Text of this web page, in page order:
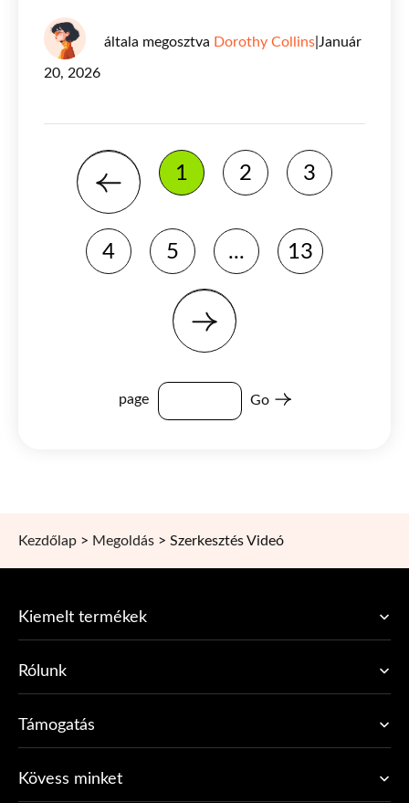
általa megosztva Dorothy Collins Január
20, 2026
1 2 3
4 5 ... 13
page Go
Kezdőlap > Megoldás > Szerkesztés Videó
Kiemelt termékek
Rólunk
Támogatás
Kövess minket